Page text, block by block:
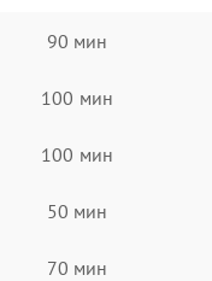
90 мин
100 мин
100 мин
50 мин
70 мин